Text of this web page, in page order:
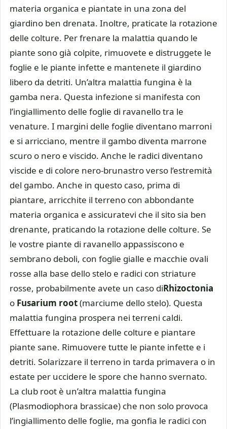
materia organica e piantate in una zona del
giardino ben drenata. Inoltre, praticate la rotazione
delle colture. Per frenare la malattia quando le
piante sono già colpite, rimuovete e distruggete le
foglie e le piante infette e mantenete il giardino
libero da detriti. Un’altra malattia fungina è la
gamba nera. Questa infezione si manifesta con
l’ingiallimento delle foglie di ravanello tra le
venature. I margini delle foglie diventano marroni
e si arricciano, mentre il gambo diventa marrone
scuro o nero e viscido. Anche le radici diventano
viscide e di colore nero-brunastro verso l’estremità
del gambo. Anche in questo caso, prima di
piantare, arricchite il terreno con abbondante
materia organica e assicuratevi che il sito sia ben
drenante, praticando la rotazione delle colture. Se
le vostre piante di ravanello appassiscono e
sembrano deboli, con foglie gialle e macchie ovali
rosse alla base dello stelo e radici con striature
rosse, probabilmente avete un caso diRhizoctonia
o Fusarium root(marciume dello stelo). Questa
malattia fungina prospera nei terreni caldi.
Effettuare la rotazione delle colture e piantare
piante sane. Rimuovere tutte le piante infette e i
detriti. Solarizzare il terreno in tarda primavera o in
estate per uccidere le spore che hanno svernato.
La club root è un’altra malattia fungina
(Plasmodiophora brassicae) che non solo provoca
l’ingiallimento delle foglie, ma gonfia le radici con